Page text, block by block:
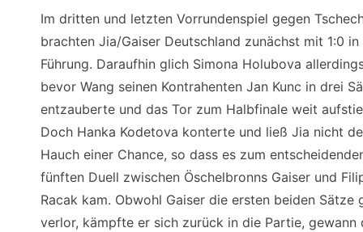
Im dritten und letzten Vorrundenspiel gegen
brachten Jia/Gaiser Deutschland zunächst mit 1:0 in
Führung. Daraufhin glich Simona Holubova
bevor Wang seinen Kontrahenten Jan Kunc in drei
entzauberte und das Tor zum Halbfinale weit
Doch Hanka Kodetova konterte und ließ Jia nicht
Hauch einer Chance, so dass es zum
fünften Duell zwischen Öschelbronns Gaiser und
Racak kam. Obwohl Gaiser die ersten beiden Sätze
verlor, kämpfte er sich zurück in die Partie, gewann